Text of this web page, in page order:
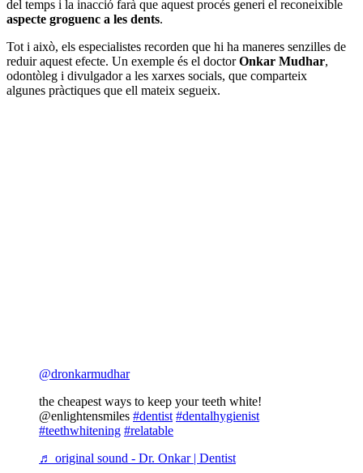
del temps i la inacció farà que aquest procés generi el reconeixible
aspecte groguenc a les dents.
Tot i això, els especialistes recorden que hi ha maneres senzilles de
reduir aquest efecte. Un exemple és el doctorOnkar Mudhar,
odontòleg i divulgador a les xarxes socials, que comparteix
algunes pràctiques que ell mateix segueix.
@dronkarmudhar
the cheapest ways to keep your teeth white!
@enlightensmiles #dentist #dentalhygienist
#teethwhitening #relatable
♬ original sound - Dr. Onkar | Dentist